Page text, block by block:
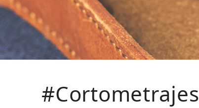
#Cortometrajes